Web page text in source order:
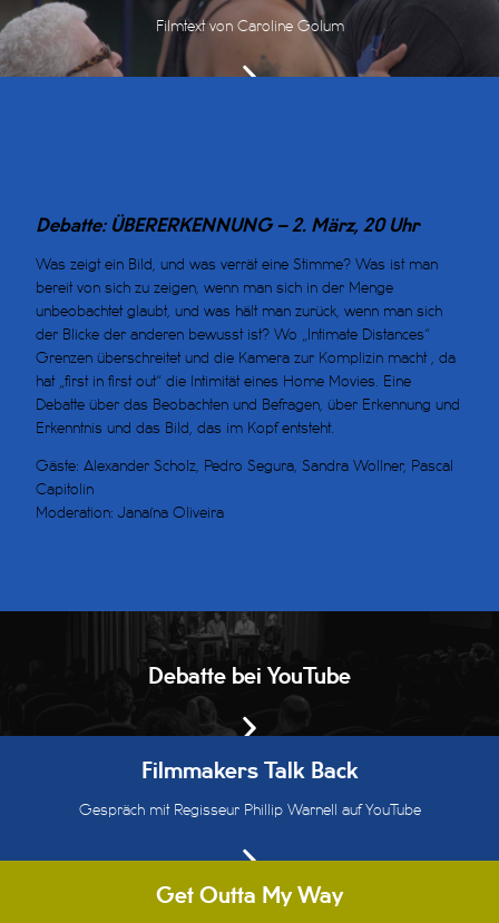
Filmtext von Caroline Golum
Debatte: ÜBERERKENNUNG – 2. März, 20 Uhr
Was zeigt ein Bild, und was verrät eine Stimme? Was ist man
bereit von sich zu zeigen, wenn man sich in der Menge
unbeobachtet glaubt, und was hält man zurück, wenn man sich
der Blicke der anderen bewusst ist? Wo „Intimate Distances“
Grenzen überschreitet und die Kamera zur Komplizin macht , da
hat „first in first out“ die Intimität eines Home Movies. Eine
Debatte über das Beobachten und Befragen, über Erkennung und
Erkenntnis und das Bild, das im Kopf entsteht.
Gäste: Alexander Scholz, Pedro Segura, Sandra Wollner, Pascal
Capitolin
Moderation: Janaína Oliveira
Debatte bei YouTube
Filmmakers Talk Back
Gespräch mit Regisseur Phillip Warnell auf YouTube
Get Outta My Way